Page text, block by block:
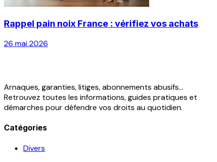
Rappel pain noix France : vérifiez vos achats
26 mai 2026
Arnaques, garanties, litiges, abonnements abusifs...
Retrouvez toutes les informations, guides pratiques et
démarches pour défendre vos droits au quotidien.
Catégories
Divers